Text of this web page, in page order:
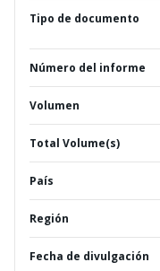
Tipo de documento
Número del informe
Volumen
Total Volume(s)
País
Región
Fecha de divulgación